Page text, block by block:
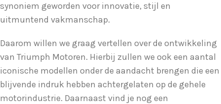
synoniem geworden voor innovatie, stijl en
uitmuntend vakmanschap.
Daarom willen we graag vertellen over de ontwikkeling
van Triumph Motoren. Hierbij zullen we ook een aantal
iconische modellen onder de aandacht brengen die een
blijvende indruk hebben achtergelaten op de gehele
motorindustrie. Daarnaast vind je nog een